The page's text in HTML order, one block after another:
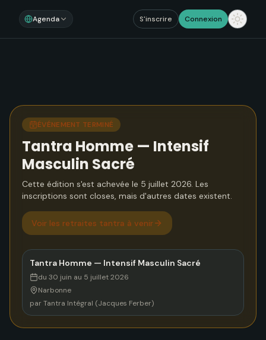
Agenda S'inscrire Connexion
ÉVÉNEMENT TERMINÉ
Tantra Homme — Intensif
Masculin Sacré
Cette édition s'est achevée le 5 juillet 2026. Les
inscriptions sont closes, mais d'autres dates existent.
Voir les retraites tantra à venir
Tantra Homme — Intensif Masculin Sacré
du 30 juin au 5 juillet 2026
Narbonne
par Tantra Intégral (Jacques Ferber)